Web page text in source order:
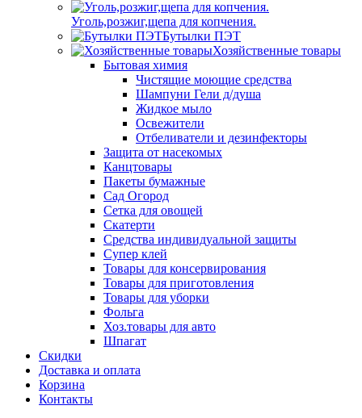
Уголь,розжиг,щепа для копчения.
Бутылки ПЭТ
Хозяйственные товары
Бытовая химия
Чистящие моющие средства
Шампуни Гели д/душа
Жидкое мыло
Освежители
Отбеливатели и дезинфекторы
Защита от насекомых
Канцтовары
Пакеты бумажные
Сад Огород
Сетка для овощей
Скатерти
Средства индивидуальной защиты
Супер клей
Товары для консервирования
Товары для приготовления
Товары для уборки
Фольга
Хоз.товары для авто
Шпагат
Скидки
Доставка и оплата
Корзина
Контакты